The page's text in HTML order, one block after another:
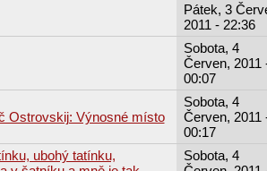
Pátek, 3
2011 - 22:36
Sobota, 4
Červen, 2011
00:07
Ostrovskij: Výnosné místo
Sobota, 4
Červen, 2011
00:17
ubohý tatínku,
Sobota, 4